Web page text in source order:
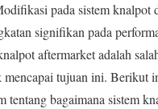
pada sistem knalpot
signifikan pada
aftermarket adalah
tujuan ini. Berikut
tentang bagaimana sistem